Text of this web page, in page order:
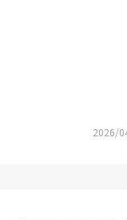
2026/